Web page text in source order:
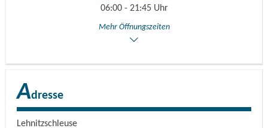
06:00 - 21:45 Uhr
Mehr Öffnungszeiten
Adresse
Lehnitzschleuse